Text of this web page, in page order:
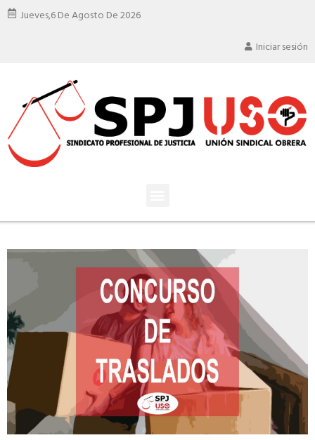
Jueves,6 De Agosto De 2026
Iniciar sesión